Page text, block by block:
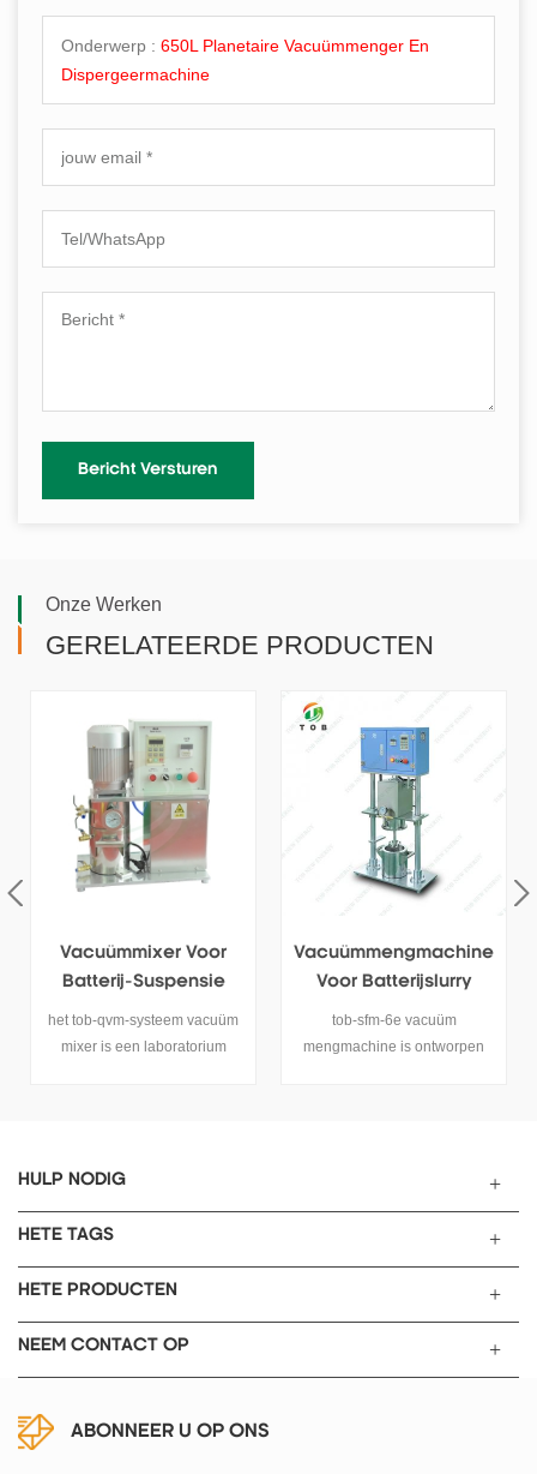
Onderwerp : 650L Planetaire Vacuümmenger En
Dispergeermachine
Onze Werken
GERELATEERDE PRODUCTEN
Vacuümmengmachine
Voor Batterijslurry
tob-sfm-6e vacuüm
mengmachine is ontworpen
container onder vacuüm
elektriciteit .
Vacuümmengapparat
Uur Met Handwiel
dit tob-zkjb-systeem vacuüm
mengapparatuur is een zeer
HULP NODIG
HETE TAGS
HETE PRODUCTEN
NEEM CONTACT OP
ABONNEER U OP ONS